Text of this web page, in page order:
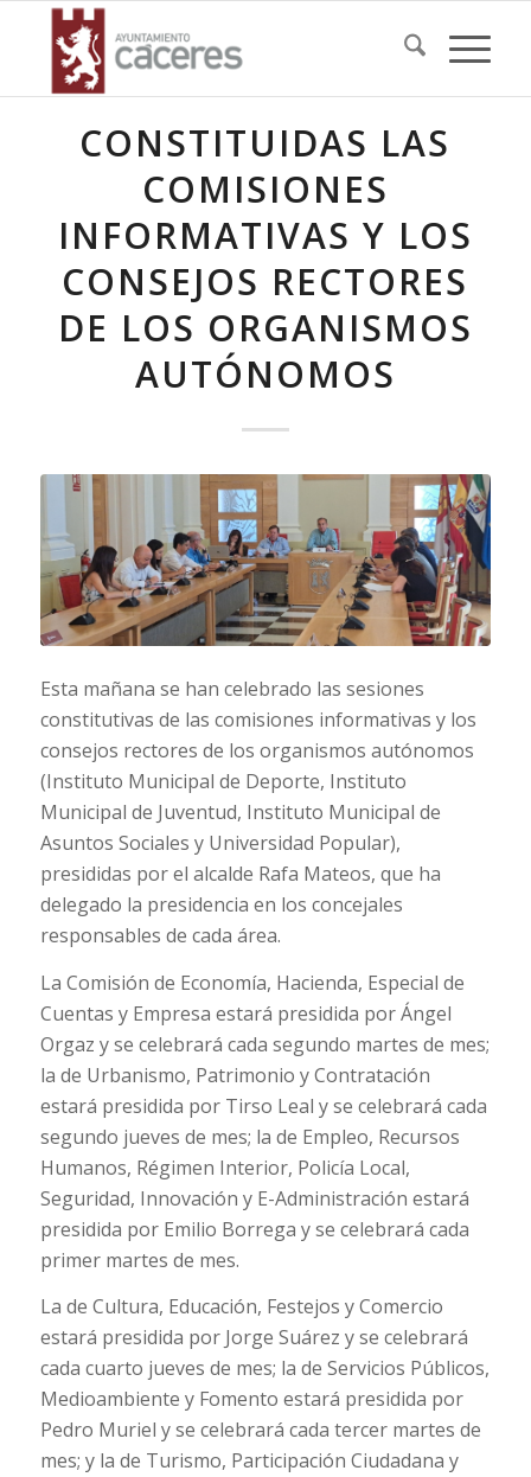
CONSTITUIDAS LAS
COMISIONES
INFORMATIVAS Y LOS
CONSEJOS RECTORES
DE LOS ORGANISMOS
AUTÓNOMOS
Esta mañana se han celebrado las sesiones
constitutivas de las comisiones informativas y los
consejos rectores de los organismos autónomos
(Instituto Municipal de Deporte, Instituto
Municipal de Juventud, Instituto Municipal de
Asuntos Sociales y Universidad Popular),
presididas por el alcalde Rafa Mateos, que ha
delegado la presidencia en los concejales
responsables de cada área.
La Comisión de Economía, Hacienda, Especial de
Cuentas y Empresa estará presidida por Ángel
Orgaz y se celebrará cada segundo martes de mes;
la de Urbanismo, Patrimonio y Contratación
estará presidida por Tirso Leal y se celebrará cada
segundo jueves de mes; la de Empleo, Recursos
Humanos, Régimen Interior, Policía Local,
Seguridad, Innovación y E-Administración estará
presidida por Emilio Borrega y se celebrará cada
primer martes de mes.
La de Cultura, Educación, Festejos y Comercio
estará presidida por Jorge Suárez y se celebrará
cada cuarto jueves de mes; la de Servicios Públicos,
Medioambiente y Fomento estará presidida por
Pedro Muriel y se celebrará cada tercer martes de
mes; y la de Turismo, Participación Ciudadana y